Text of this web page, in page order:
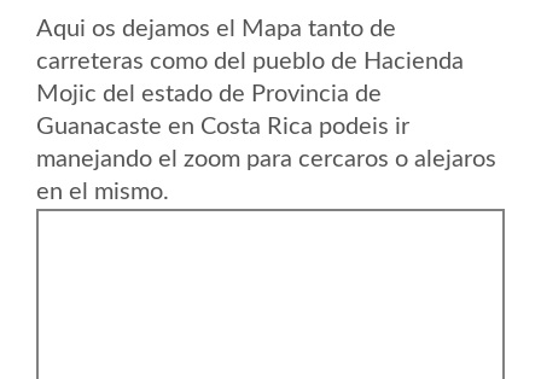
Aqui os dejamos el Mapa tanto de
carreteras como del pueblo de Hacienda
Mojic del estado de Provincia de
Guanacaste en Costa Rica podeis ir
manejando el zoom para cercaros o alejaros
en el mismo.